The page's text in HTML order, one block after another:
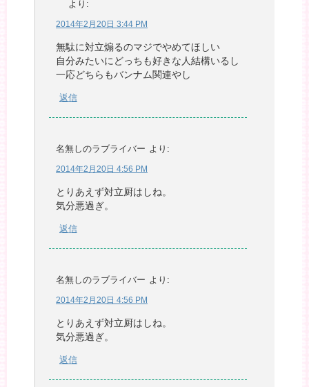
より:
2014年2月20日 3:44 PM
無駄に対立煽るのマジでやめてほしい
自分みたいにどっちも好きな人結構いるし
一応どちらもバンナム関連やし
返信
名無しのラブライバー より:
2014年2月20日 4:56 PM
とりあえず対立厨はしね。
気分悪過ぎ。
返信
名無しのラブライバー より:
2014年2月20日 4:56 PM
とりあえず対立厨はしね。
気分悪過ぎ。
返信